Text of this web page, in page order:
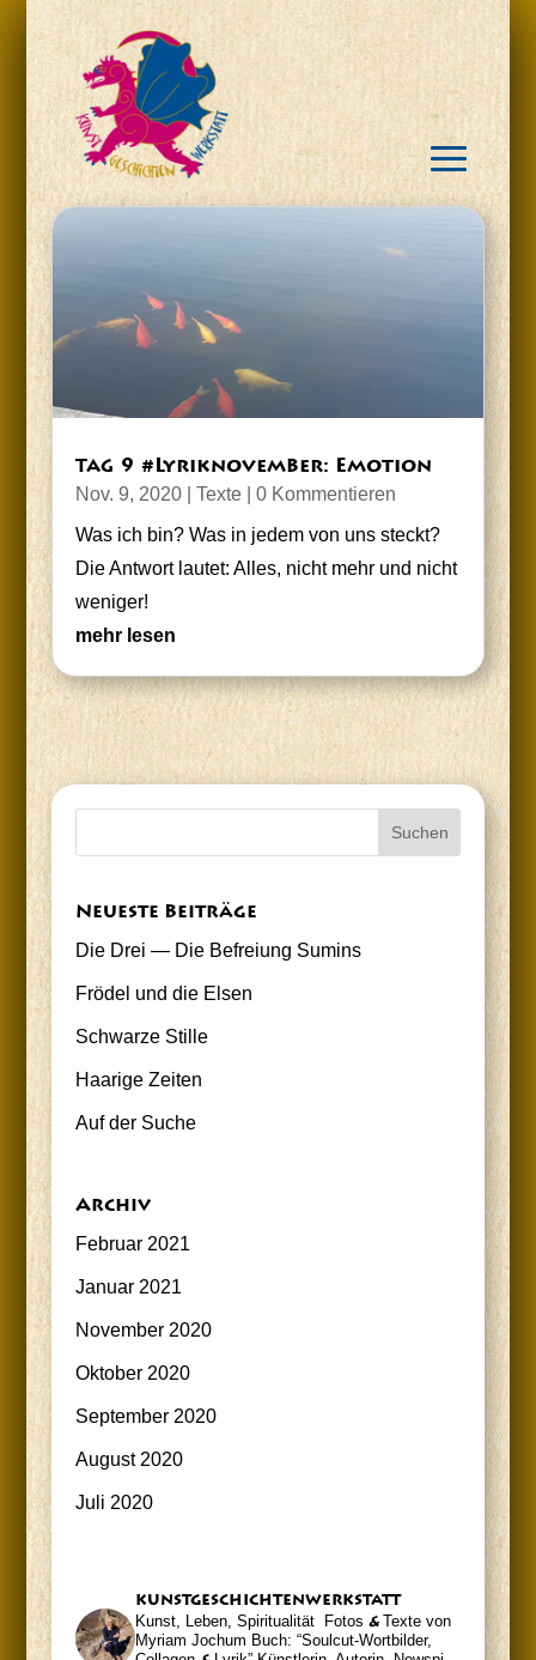
TAG 9 #Lyrik­no­vem­ber: Emotion
Nov. 9, 2020| Texte| 0 Kommentieren
Was ich bin? Was in jedem von uns steckt?
Die Ant­wort lau­tet: Alles, nicht mehr und nicht
weniger!
mehr lesen
Neu­es­te Beiträge
Die Drei — Die Befrei­ung Sumins
Frö­del und die Elsen
Schwar­ze Stille
Haa­ri­ge Zeiten
Auf der Suche
Archiv
Februar 2021
Januar 2021
November 2020
Oktober 2020
September 2020
August 2020
Juli 2020
kunst­ge­schich­ten­werk­statt
Kunst, Leben, Spiritualität Fotos &Tex­te von
Myri­am Jochum Buch: “Soul­cut-Wort­bil­der,